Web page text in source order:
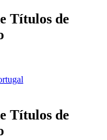
Títulos de
Títulos de